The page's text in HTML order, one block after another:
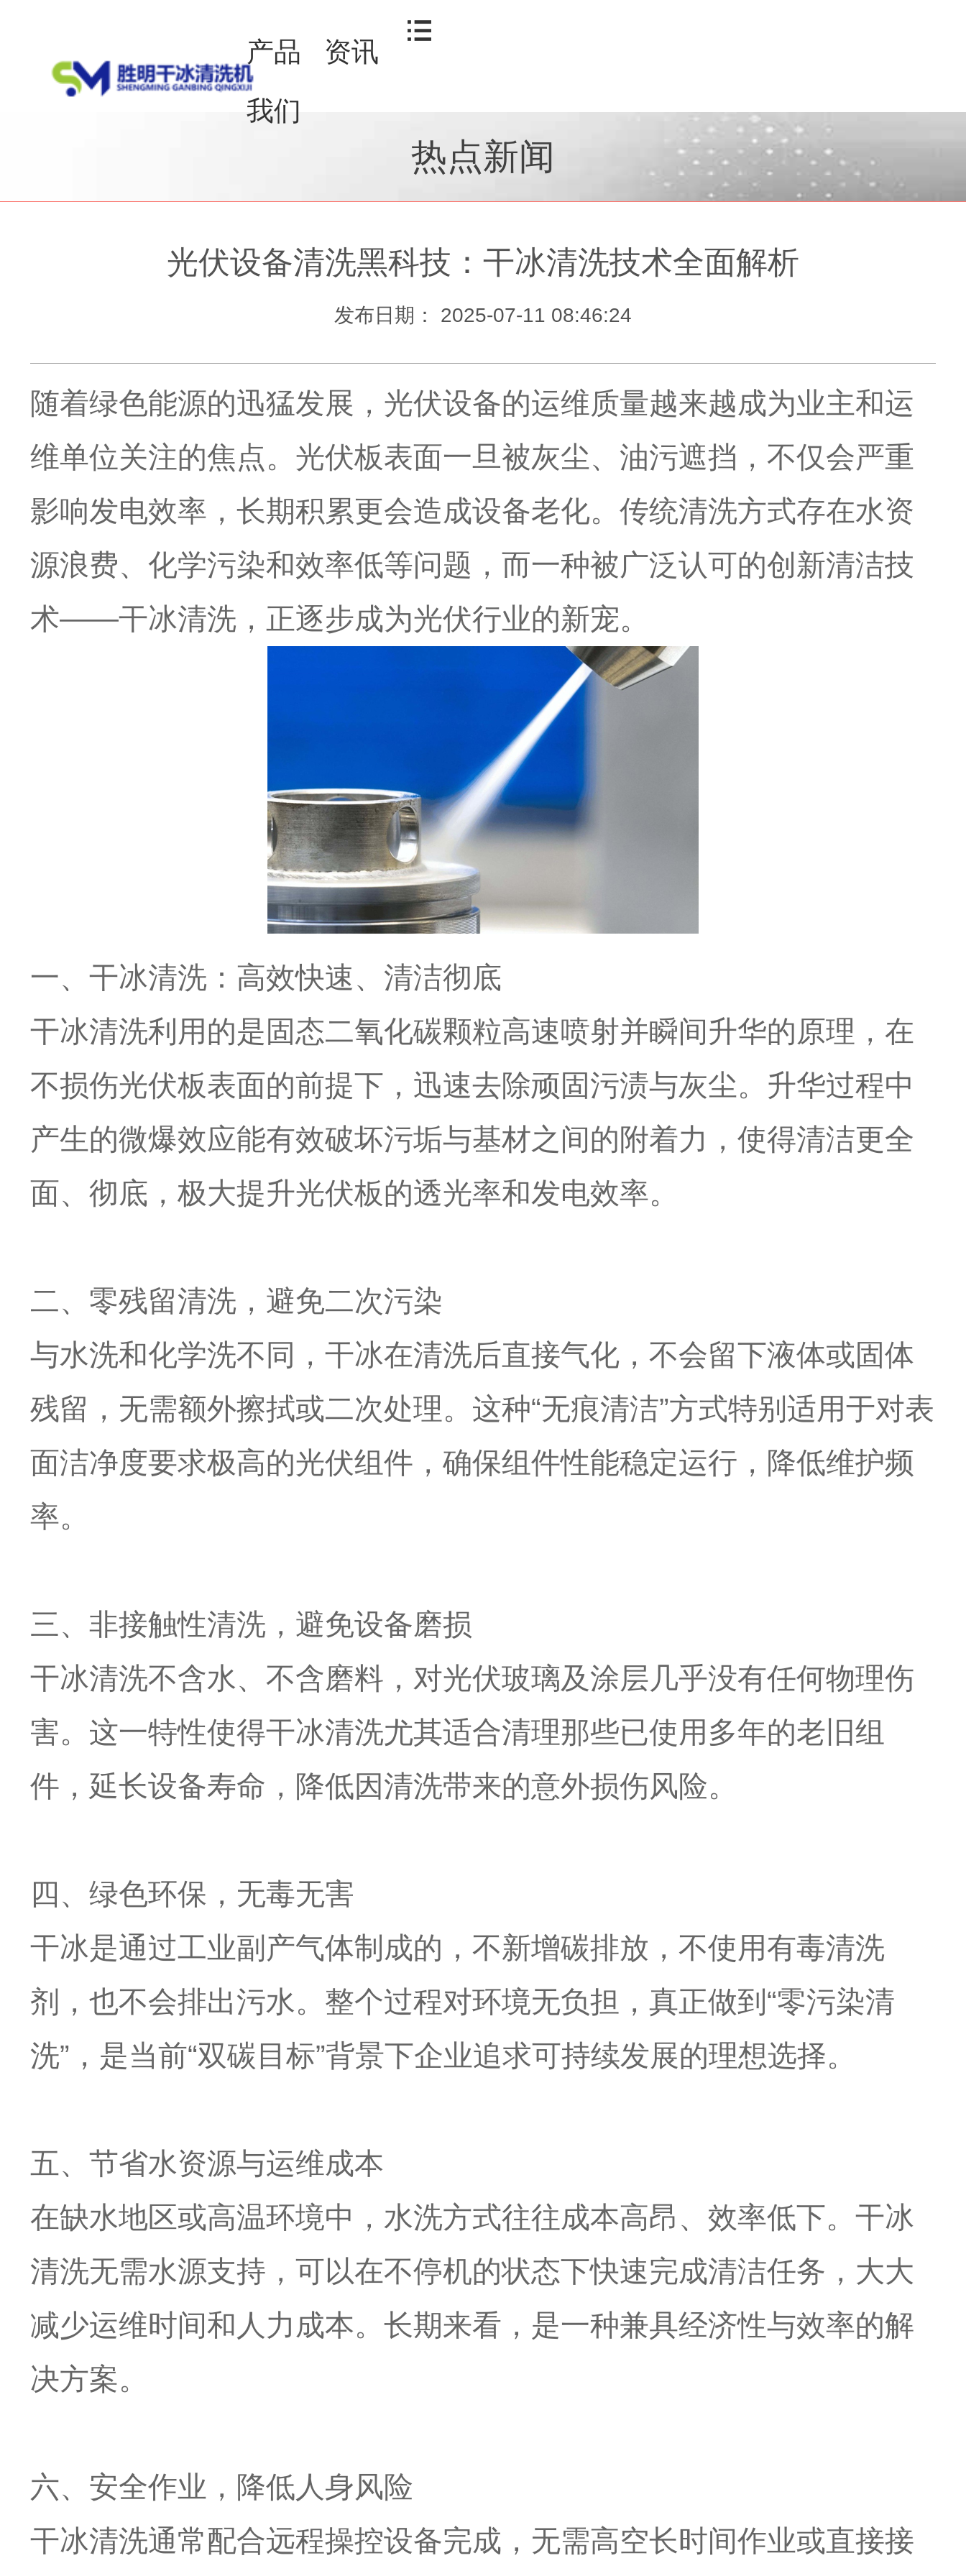
产品
资讯
我们
热点新闻
光伏设备清洗黑科技：干冰清洗技术全面解析
发布日期： 2025-07-11 08:46:24
随着绿色能源的迅猛发展，光伏设备的运维质量越来越成为业主和运
维单位关注的焦点。光伏板表面一旦被灰尘、油污遮挡，不仅会严重
影响发电效率，长期积累更会造成设备老化。传统清洗方式存在水资
源浪费、化学污染和效率低等问题，而一种被广泛认可的创新清洁技
术——干冰清洗，正逐步成为光伏行业的新宠。
一、干冰清洗：高效快速、清洁彻底
干冰清洗利用的是固态二氧化碳颗粒高速喷射并瞬间升华的原理，在
不损伤光伏板表面的前提下，迅速去除顽固污渍与灰尘。升华过程中
产生的微爆效应能有效破坏污垢与基材之间的附着力，使得清洁更全
面、彻底，极大提升光伏板的透光率和发电效率。
二、零残留清洗，避免二次污染
与水洗和化学洗不同，干冰在清洗后直接气化，不会留下液体或固体
残留，无需额外擦拭或二次处理。这种“无痕清洁”方式特别适用于对表
面洁净度要求极高的光伏组件，确保组件性能稳定运行，降低维护频
率。
三、非接触性清洗，避免设备磨损
干冰清洗不含水、不含磨料，对光伏玻璃及涂层几乎没有任何物理伤
害。这一特性使得干冰清洗尤其适合清理那些已使用多年的老旧组
件，延长设备寿命，降低因清洗带来的意外损伤风险。
四、绿色环保，无毒无害
干冰是通过工业副产气体制成的，不新增碳排放，不使用有毒清洗
剂，也不会排出污水。整个过程对环境无负担，真正做到“零污染清
洗”，是当前“双碳目标”背景下企业追求可持续发展的理想选择。
五、节省水资源与运维成本
在缺水地区或高温环境中，水洗方式往往成本高昂、效率低下。干冰
清洗无需水源支持，可以在不停机的状态下快速完成清洁任务，大大
减少运维时间和人力成本。长期来看，是一种兼具经济性与效率的解
决方案。
六、安全作业，降低人身风险
干冰清洗通常配合远程操控设备完成，无需高空长时间作业或直接接